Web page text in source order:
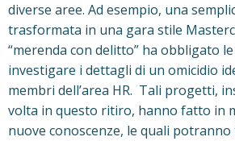
diverse aree. Ad esempio, una
trasformata in una gara stile
“merenda con delitto” ha obbligato
investigare i dettagli di un omicidio
membri dell’area HR. Tali progetti,
volta in questo ritiro, hanno fatto in
nuove conoscenze, le quali